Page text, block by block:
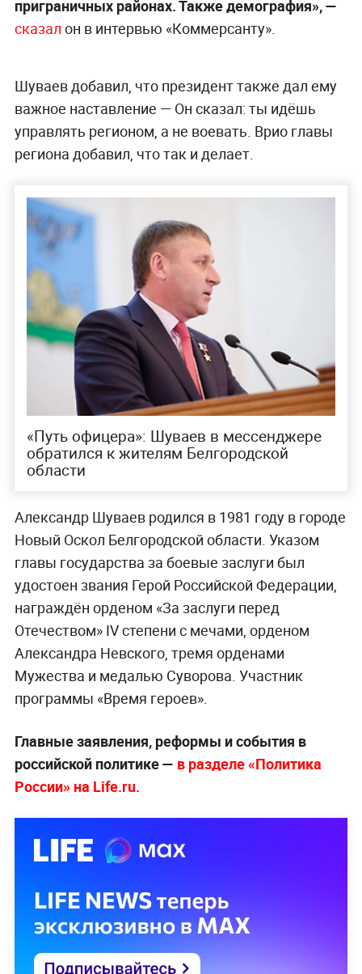
приграничных районах. Также демография», —
сказал он в интервью «Коммерсанту».
Шуваев добавил, что президент также дал ему
важное наставление — Он сказал: ты идёшь
управлять регионом, а не воевать. Врио главы
региона добавил, что так и делает.
«Путь офицера»: Шуваев в мессенджере
обратился к жителям Белгородской
области
Александр Шуваев родился в 1981 году в городе
Новый Оскол Белгородской области. Указом
главы государства за боевые заслуги был
удостоен звания Герой Российской Федерации,
награждён орденом «За заслуги перед
Отечеством» IV степени с мечами, орденом
Александра Невского, тремя орденами
Мужества и медалью Суворова. Участник
программы «Время героев».
Главные заявления, реформы и события в
российской политике — в разделе «Политика
России» на Life.ru.